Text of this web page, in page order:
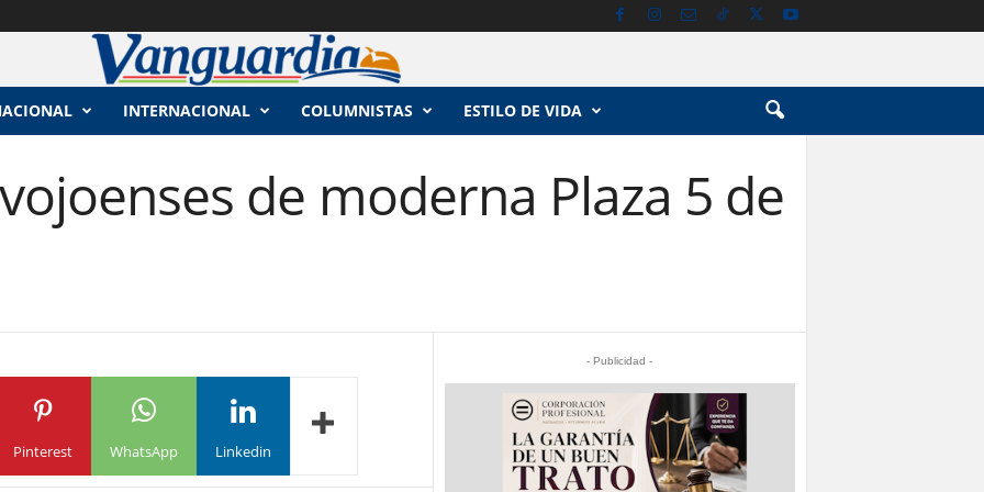
INTERNACIONAL COLUMNISTAS ESTILO DE VIDA
de moderna Plaza 5 de
Pinterest WhatsApp Linkedin
- Publicidad -